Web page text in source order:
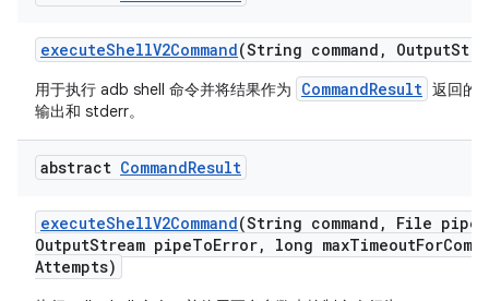
executeShellV2Command(String command , Output
用于执行 adb shell 命令并将结果作为 CommandResult 返回的
输出和 stderr。
abstract CommandResult
executeShellV2Command(String command , File pipe
OutputStream pipeToError, long maxTimeoutFor
Attempts)